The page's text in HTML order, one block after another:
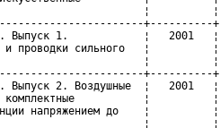
¦          ¦
+----------+
Выпуск 1.            ¦   2001   ¦
и проводки сильного   ¦          ¦
¦          ¦
+----------+
Выпуск 2. Воздушные  ¦   2001   ¦
и комплектные           ¦          ¦
напряжением до    ¦          ¦
¦          ¦